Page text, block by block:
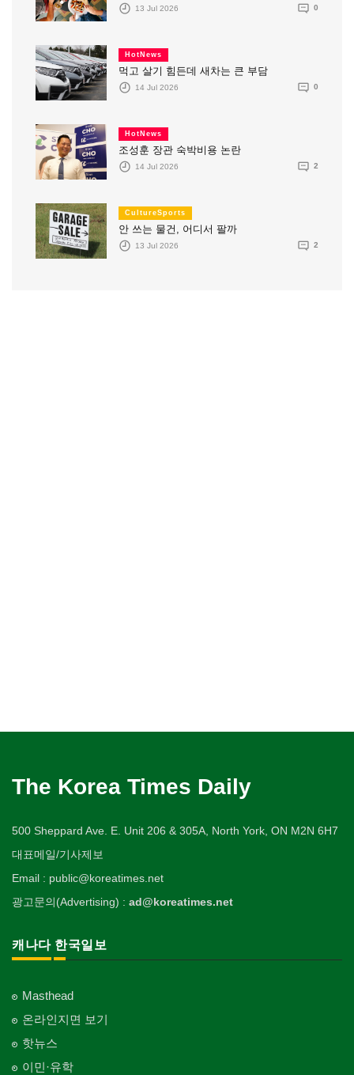
13 Jul 2026 0
HotNews
먹고 살기 힘든데 새차는 큰 부담
14 Jul 2026 0
HotNews
조성훈 장관 숙박비용 논란
14 Jul 2026 2
CultureSports
안 쓰는 물건, 어디서 팔까
13 Jul 2026 2
The Korea Times Daily
500 Sheppard Ave. E. Unit 206 & 305A, North York, ON M2N 6H7
대표메일/기사제보
Email : public@koreatimes.net
광고문의(Advertising) : ad@koreatimes.net
캐나다 한국일보
Masthead
온라인지면 보기
핫뉴스
이민·유학